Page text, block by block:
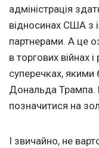
адміністрація
відносинах США з
партнерами. А це
в торгових війнах
суперечках, якими
Дональда Трампа.
позначитися на
І звичайно, не